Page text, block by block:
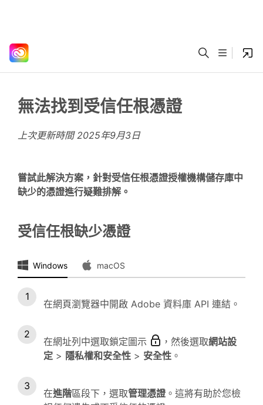
無法找到受信任根憑證
上次更新時間2025年9月3日
嘗試此解決方案，針對受信任根憑證授權機構儲存庫中
缺少的憑證進行疑難排解。
受信任根缺少憑證
Windows macOS
在網頁瀏覽器中開啟 Adobe 資料庫 API 連結。
在網址列中選取鎖定圖示 ，然後選取網站設
定 > 隱私權和安全性 > 安全性 。
在進階區段下，選取管理憑證 。這將有助於您檢